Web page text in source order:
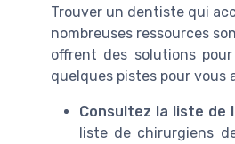
Trouver un dentiste qui
nombreuses ressources
offrent des solutions
quelques pistes pour vous
Consultez la liste de
liste de chirurgiens